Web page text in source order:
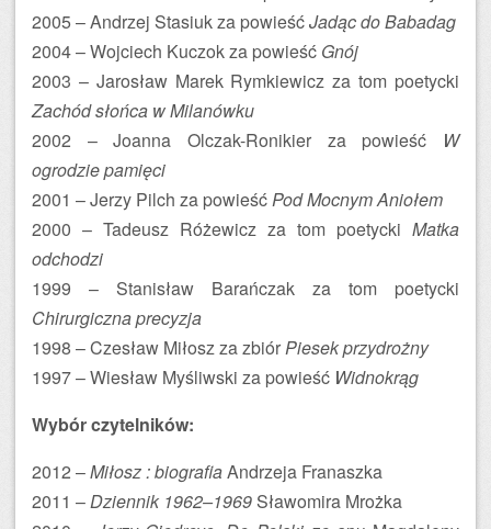
2005 – Andrzej Stasiuk za powieśćJadąc do Babadag
2004 – Wojciech Kuczok za powieść Gnój
2003 – Jarosław Marek Rymkiewicz za tom poetycki
Zachód słońca w Milanówku
2002 – Joanna Olczak-Ronikier za powieść W
ogrodzie pamięci
2001 – Jerzy Pilch za powieśćPod Mocnym Aniołem
2000 – Tadeusz Różewicz za tom poetycki Matka
odchodzi
1999 – Stanisław Barańczak za tom poetycki
Chirurgiczna precyzja
1998 – Czesław Miłosz za zbiórPiesek przydrożny
1997 – Wiesław Myśliwski za powieść Widnokrąg
Wybór czytelników:
2012 –Miłosz : biografiaAndrzeja Franaszka
2011 –Dziennik 1962–1969 Sławomira Mrożka